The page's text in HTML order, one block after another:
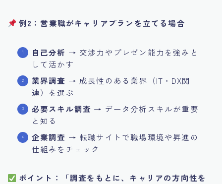
例2：営業職がキャリアプランを立てる場合
自己分析 → 交渉力やプレゼン能力を強みと
して活かす
業界調査 → 成長性のある業界（IT・DX関
連）を選ぶ
必要スキル調査 → データ分析スキルが重要
と知る
企業調査 → 転職サイトで職場環境や昇進の
仕組みをチェック
ポイント：「調査をもとに、キャリアの方向性を